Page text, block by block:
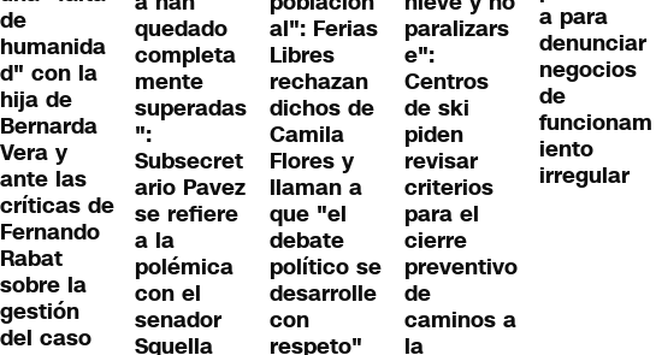
de
humanida
d" con la
hija de
Bernarda
Vera y
ante las
críticas de
Fernando
Rabat
sobre la
gestión
del caso
quedado
completa
mente
superadas
":
Subsecret
ario Pavez
se refiere
a la
polémica
con el
senador
Squella
al": Ferias
Libres
rechazan
dichos de
Camila
Flores y
llaman a
que "el
debate
político se
desarrolle
con
respeto"
paralizars
e":
Centros
de ski
piden
revisar
criterios
para el
cierre
preventivo
de
caminos a
la
a para
denunciar
negocios
de
funcionam
iento
irregular